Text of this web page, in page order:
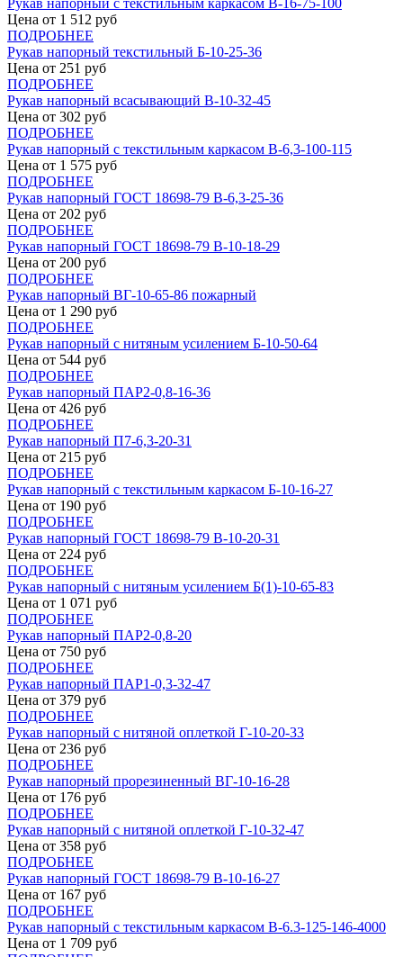
Цена от 1 512 руб
ПОДРОБНЕЕ
Рукав напорный текстильный Б-10-25-36
Цена от 251 руб
ПОДРОБНЕЕ
Рукав напорный всасывающий В-10-32-45
Цена от 302 руб
ПОДРОБНЕЕ
Рукав напорный с текстильным каркасом В-6,3-100-115
Цена от 1 575 руб
ПОДРОБНЕЕ
Рукав напорный ГОСТ 18698-79 В-6,3-25-36
Цена от 202 руб
ПОДРОБНЕЕ
Рукав напорный ГОСТ 18698-79 В-10-18-29
Цена от 200 руб
ПОДРОБНЕЕ
Рукав напорный ВГ-10-65-86 пожарный
Цена от 1 290 руб
ПОДРОБНЕЕ
Рукав напорный с нитяным усилением Б-10-50-64
Цена от 544 руб
ПОДРОБНЕЕ
Рукав напорный ПАР2-0,8-16-36
Цена от 426 руб
ПОДРОБНЕЕ
Рукав напорный П7-6,3-20-31
Цена от 215 руб
ПОДРОБНЕЕ
Рукав напорный с текстильным каркасом Б-10-16-27
Цена от 190 руб
ПОДРОБНЕЕ
Рукав напорный ГОСТ 18698-79 В-10-20-31
Цена от 224 руб
ПОДРОБНЕЕ
Рукав напорный с нитяным усилением Б(1)-10-65-83
Цена от 1 071 руб
ПОДРОБНЕЕ
Рукав напорный ПАР2-0,8-20
Цена от 750 руб
ПОДРОБНЕЕ
Рукав напорный ПАР1-0,3-32-47
Цена от 379 руб
ПОДРОБНЕЕ
Рукав напорный с нитяной оплеткой Г-10-20-33
Цена от 236 руб
ПОДРОБНЕЕ
Рукав напорный прорезиненный ВГ-10-16-28
Цена от 176 руб
ПОДРОБНЕЕ
Рукав напорный с нитяной оплеткой Г-10-32-47
Цена от 358 руб
ПОДРОБНЕЕ
Рукав напорный ГОСТ 18698-79 В-10-16-27
Цена от 167 руб
ПОДРОБНЕЕ
Рукав напорный с текстильным каркасом В-6.3-125-146-4000
Цена от 1 709 руб